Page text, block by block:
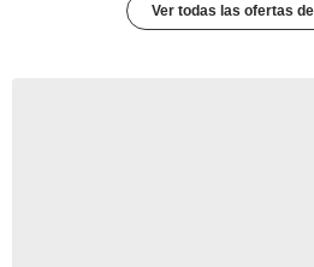
Ver todas las ofertas